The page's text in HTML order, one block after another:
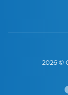
2026 ©